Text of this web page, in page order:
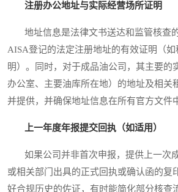
注册办公地址与实际经营场所证明
地址信息是法律文书送达和监管核查
AISA登记的法定注册地址的有效证明（
明）。同时，对于成品油公司，其主要的
办公室、主要油库所在地）的地址及相关
并提供，并确保地址信息在所有官方文件
上一年度年报提交回执（如适用）
如果公司并非首次申报，提供上一次
或相关部门出具的正式回执或确认函的复
好合规历史的佐证，有时能简化部分核查